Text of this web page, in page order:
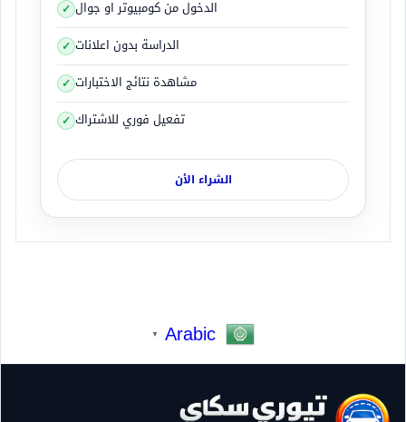
الدخول من كومبيوتر او جوال
الدراسة بدون اعلانات
مشاهدة نتائج الاختبارات
تفعيل فوري للاشتراك
الشراء الأن
Arabic
▼